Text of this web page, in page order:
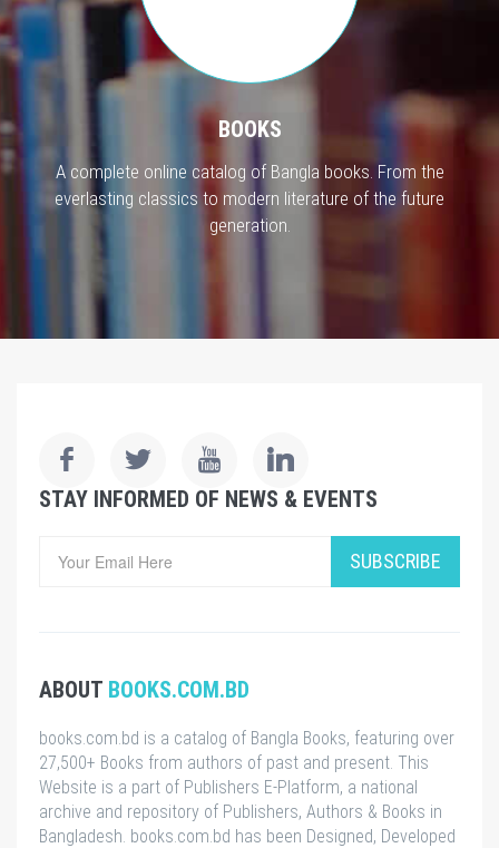
BOOKS
A complete online catalog of Bangla books. From the
everlasting classics to modern literature of the future
generation.
STAY INFORMED OF NEWS & EVENTS
SUBSCRIBE
ABOUT BOOKS.COM.BD
books.com.bd is a catalog of Bangla Books, featuring over
27,500+ Books from authors of past and present. This
Website is a part of Publishers E-Platform, a national
archive and repository of Publishers, Authors & Books in
Bangladesh. books.com.bd has been Designed, Developed